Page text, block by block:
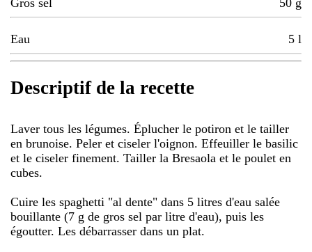
Gros sel 50 g
Eau 5 l
Descriptif de la recette
Laver tous les légumes. Éplucher le potiron et le tailler
en brunoise. Peler et ciseler l'oignon. Effeuiller le basilic
et le ciseler finement. Tailler la Bresaola et le poulet en
cubes.
Cuire les spaghetti "al dente" dans 5 litres d'eau salée
bouillante (7 g de gros sel par litre d'eau), puis les
égoutter. Les débarrasser dans un plat.